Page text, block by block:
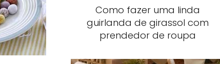
Como fazer uma linda
guirlanda de girassol com
prendedor de roupa